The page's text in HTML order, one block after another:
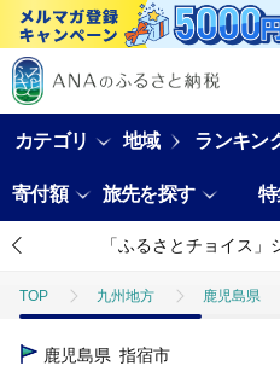
カテゴリ 地域 ランキン
寄付額 旅先を探す
「ふるさとチョイス
TOP 九州地方 鹿児島県
TOP
鹿児島県 指宿市